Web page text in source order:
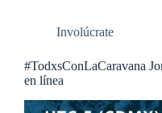
Involúcrate
#TodxsConLaCaravana
en línea